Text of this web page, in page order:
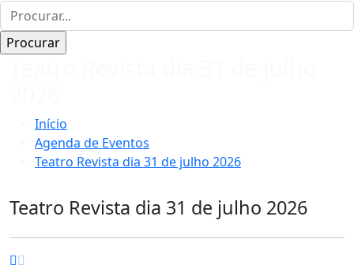
Início
Agenda de Eventos
Teatro Revista dia 31 de julho 2026
Teatro Revista dia 31 de julho 2026